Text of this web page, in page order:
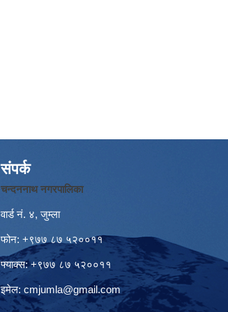
संपर्क
चन्दननाथ नगरपालिका
वार्ड नं. ४, जुम्ला
फोन: +९७७ ८७ ५२००११
फ्याक्स: +९७७ ८७ ५२००११
इमेल: cmjumla@gmail.com